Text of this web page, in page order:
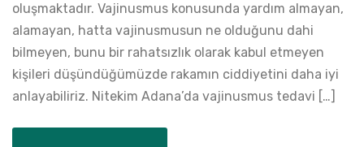
oluşmaktadır. Vajinusmus konusunda yardım almayan,
alamayan, hatta vajinusmusun ne olduğunu dahi
bilmeyen, bunu bir rahatsızlık olarak kabul etmeyen
kişileri düşündüğümüzde rakamın ciddiyetini daha iyi
anlayabiliriz. Nitekim Adana’da vajinusmus tedavi […]